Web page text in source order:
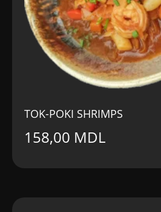
TOK-POKI SHRIMPS
158,00 MDL